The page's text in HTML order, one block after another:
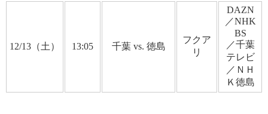
12/13（土） 13:05 千葉 vs. 徳島
フクア
リ
DAZN
／NHK
BS
／千葉
テレビ
／ＮＨ
Ｋ徳島